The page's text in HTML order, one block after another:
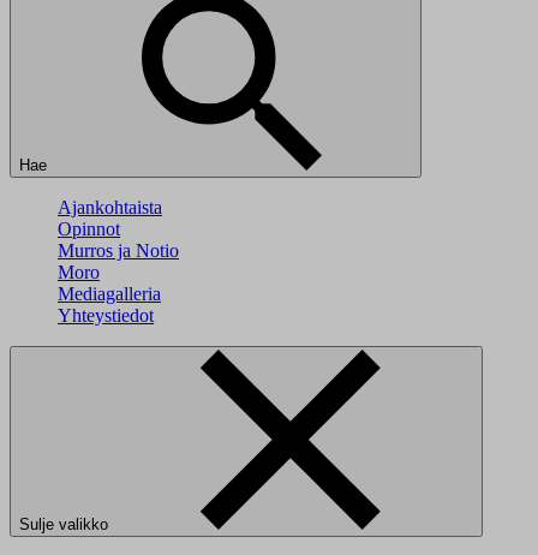
Hae
Ajankohtaista
Opinnot
Murros ja Notio
Moro
Mediagalleria
Yhteystiedot
Sulje valikko